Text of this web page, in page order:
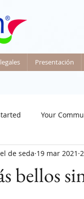
Presentación
Your
bellos
de seda 19 mar 2021